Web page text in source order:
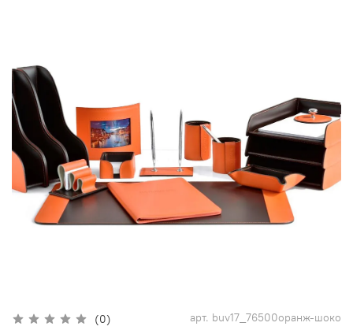
(0) арт. buv17_76500оранж-шоко